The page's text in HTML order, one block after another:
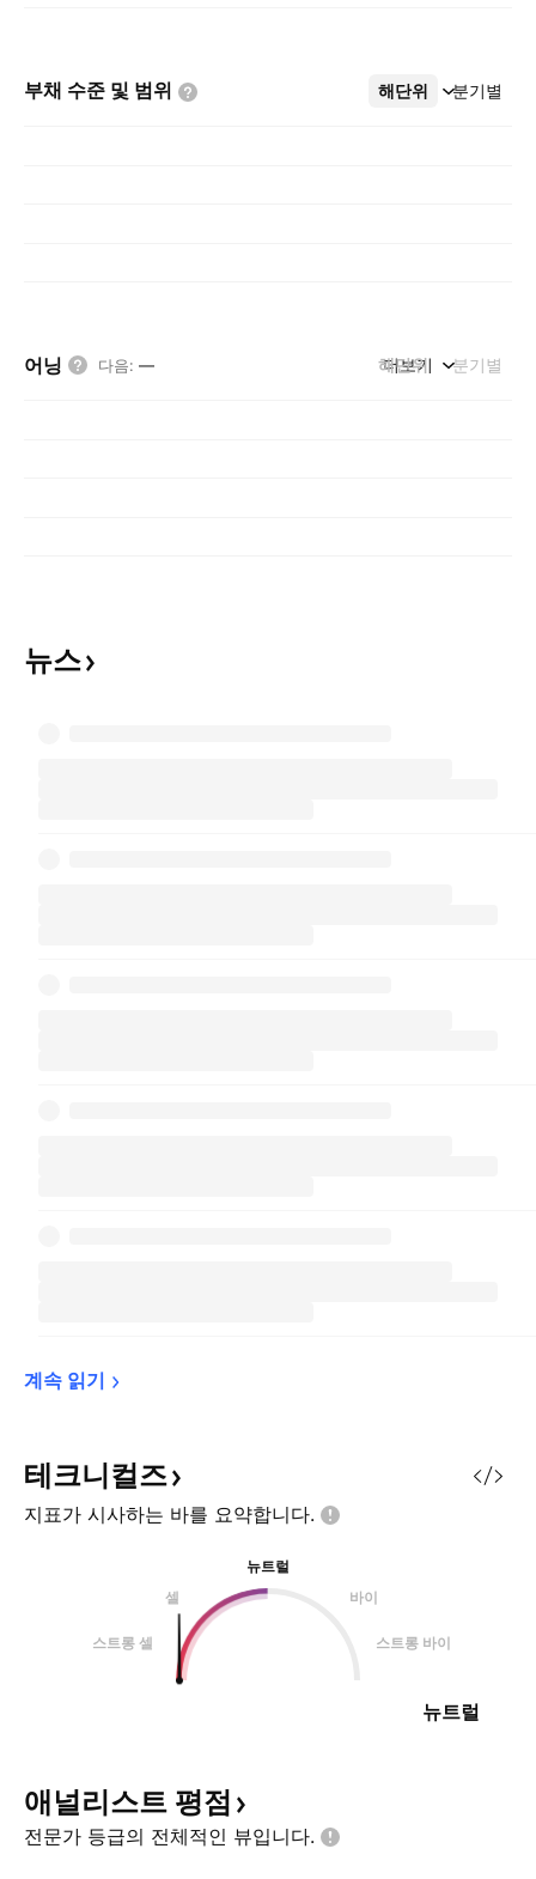
부채 수준 및 범위 해단위 분기별
더보기
어닝 다음: — 해단위 분기별
더보기
뉴스
계속 읽기
테크니컬즈
지표가 시사하는 바를 요약합니다.
뉴트럴
셀
바이
스트롱 셀 스트롱 바이
뉴트럴
애널리스트 평점
전문가 등급의 전체적인 뷰입니다.